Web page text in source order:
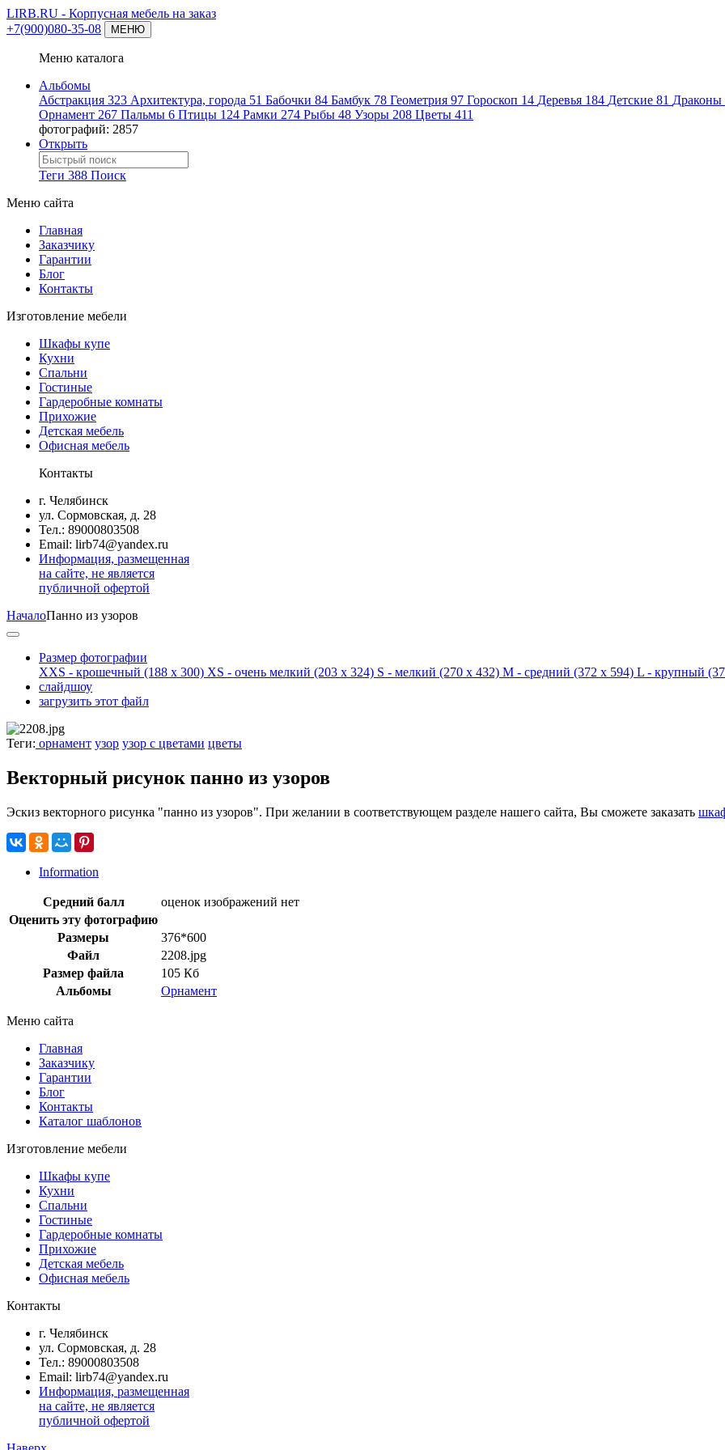
LIRB.RU - Корпусная мебель на заказ
+7(900)080-35-08
МЕНЮ
Меню каталога
Альбомы
Абстракция 323 Архитектура, города 51 Бабочки 84 Бамбук 78 Геометрия 97 Гороскоп 14 Деревья 184 Детские 81 Драконы
Орнамент 267 Пальмы 6 Птицы 124 Рамки 274 Рыбы 48 Узоры 208 Цветы 411
фотографий: 2857
Открыть
Теги 388 Поиск
Меню сайта
Главная
Заказчику
Гарантии
Блог
Контакты
Изготовление мебели
Шкафы купе
Кухни
Спальни
Гостиные
Гардеробные комнаты
Прихожие
Детская мебель
Офисная мебель
Контакты
г. Челябинск
ул. Сормовская, д. 28
Тел.: 89000803508
Email: lirb74@yandex.ru
Информация, размещенная
на сайте, не является
публичной офертой
НачалоПанно из узоров
Размер фотографии
XXS - крошечный (188 x 300) XS - очень мелкий (203 x 324) S - мелкий (270 x 432) M - средний (372 x 594) L - крупный
слайдшоу
загрузить этот файл
Теги: орнамент узор узор с цветами цветы
Векторный рисунок панно из узоров
Эскиз векторного рисунка "панно из узоров". При желании в соответствующем разделе нашего сайта, Вы сможете заказать
Information
Средний балл
оценок изображений нет
Оценить эту фотографию
Размеры
376*600
Файл
2208.jpg
Размер файла
105 Кб
Альбомы
Орнамент
Меню сайта
Главная
Заказчику
Гарантии
Блог
Контакты
Каталог шаблонов
Изготовление мебели
Шкафы купе
Кухни
Спальни
Гостиные
Гардеробные комнаты
Прихожие
Детская мебель
Офисная мебель
Контакты
г. Челябинск
ул. Сормовская, д. 28
Тел.: 89000803508
Email: lirb74@yandex.ru
Информация, размещенная
на сайте, не является
публичной офертой